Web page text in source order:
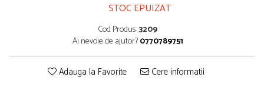
STOC EPUIZAT
Cod Produs:3209
Ai nevoie de ajutor?0770789751
Adauga la Favorite Cere informatii